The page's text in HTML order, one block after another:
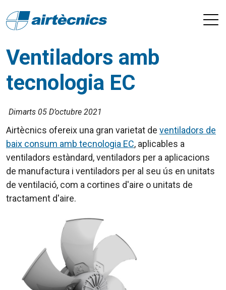
Ventiladors amb
tecnologia EC
Dimarts 05 D’octubre 2021
Airtècnics ofereix una gran varietat de ventiladors de
baix consum amb tecnologia EC, aplicables a
ventiladors estàndard, ventiladors per a aplicacions
de manufactura i ventiladors per al seu ús en unitats
de ventilació, com a cortines d'aire o unitats de
tractament d'aire.